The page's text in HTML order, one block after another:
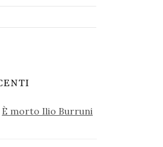
È morto Ilio Burruni